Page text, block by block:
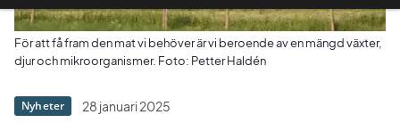
För att få fram den mat vi behöver är vi beroende av en mängd växter,
djur och mikroorganismer. Foto: Petter Haldén
Nyheter 28 januari 2025